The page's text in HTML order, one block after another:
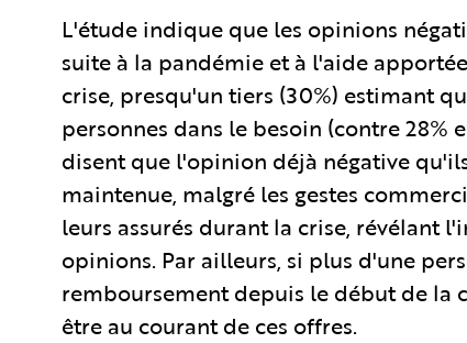
L'étude indique que les opinions
suite à la pandémie et à l'aide
crise, presqu'un tiers (30%) estimant
personnes dans le besoin (contre 28%
disent que l'opinion déjà négative
maintenue, malgré les gestes
leurs assurés durant la crise, révélant
opinions. Par ailleurs, si plus d'une
remboursement depuis le début de la
être au courant de ces offres.